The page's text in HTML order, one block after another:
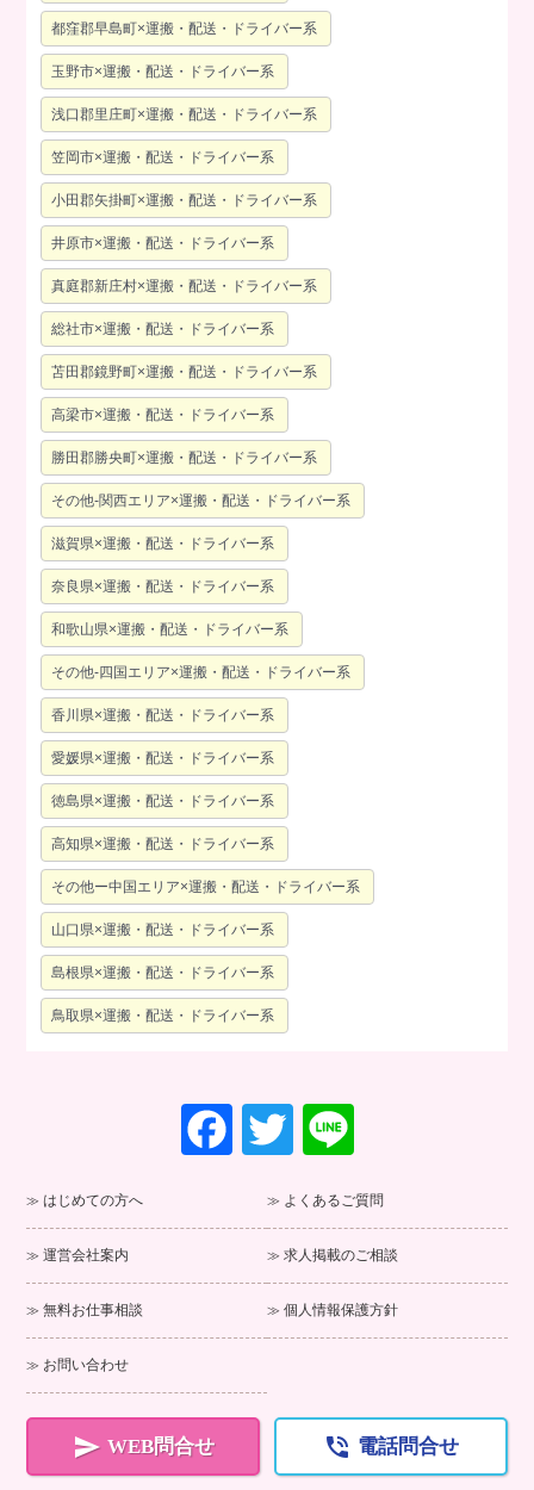
都窪郡早島町×運搬・配送・ドライバー系
玉野市×運搬・配送・ドライバー系
浅口郡里庄町×運搬・配送・ドライバー系
笠岡市×運搬・配送・ドライバー系
小田郡矢掛町×運搬・配送・ドライバー系
井原市×運搬・配送・ドライバー系
真庭郡新庄村×運搬・配送・ドライバー系
総社市×運搬・配送・ドライバー系
苫田郡鏡野町×運搬・配送・ドライバー系
高梁市×運搬・配送・ドライバー系
勝田郡勝央町×運搬・配送・ドライバー系
その他-関西エリア×運搬・配送・ドライバー系
滋賀県×運搬・配送・ドライバー系
奈良県×運搬・配送・ドライバー系
和歌山県×運搬・配送・ドライバー系
その他-四国エリア×運搬・配送・ドライバー系
香川県×運搬・配送・ドライバー系
愛媛県×運搬・配送・ドライバー系
徳島県×運搬・配送・ドライバー系
高知県×運搬・配送・ドライバー系
その他ー中国エリア×運搬・配送・ドライバー系
山口県×運搬・配送・ドライバー系
島根県×運搬・配送・ドライバー系
鳥取県×運搬・配送・ドライバー系
F
a
e
b
o
k
T
wi
tt
er
e
はじめての方へ よくあるご質問
運営会社案内 求人掲載のご相談
無料お仕事相談 個人情報保護方針
お問い合わせ
 WEB問合せ  電話問合せ